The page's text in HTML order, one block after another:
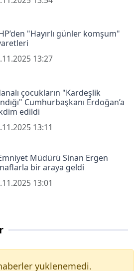
"Hayırlı günler komşum"
13:27
çocukların "Kardeşlik
Cumhurbaşkanı Erdoğan’a
edildi
13:11
Müdürü Sinan Ergen
bir araya geldi
13:01
yuklenemedi.